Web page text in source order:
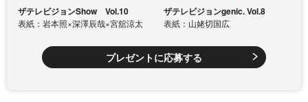
ザテレビジョンShow Vol.10
表紙：岩本照×深澤辰哉×宮舘涼太
ザテレビジョンgenic. Vol.8
表紙：山姥切国広
プレゼントに応募する